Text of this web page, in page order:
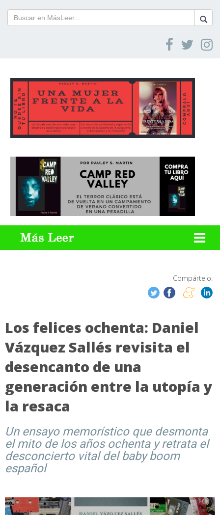
Compártelo:
Los felices ochenta: Daniel
Vázquez Sallés revisita el
desencanto de una
generación entre la utopía y
la resaca
Un ensayo memorístico que desmonta
el mito de los años ochenta y retrata el
desconcierto vital del baby boom
español